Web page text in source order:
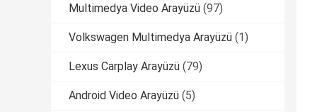
Multimedya Video Arayüzü (97)
Volkswagen Multimedya Arayüzü (1)
Lexus Carplay Arayüzü (79)
Android Video Arayüzü (5)